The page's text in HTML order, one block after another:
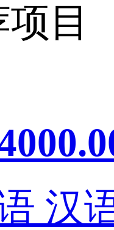
目
汉